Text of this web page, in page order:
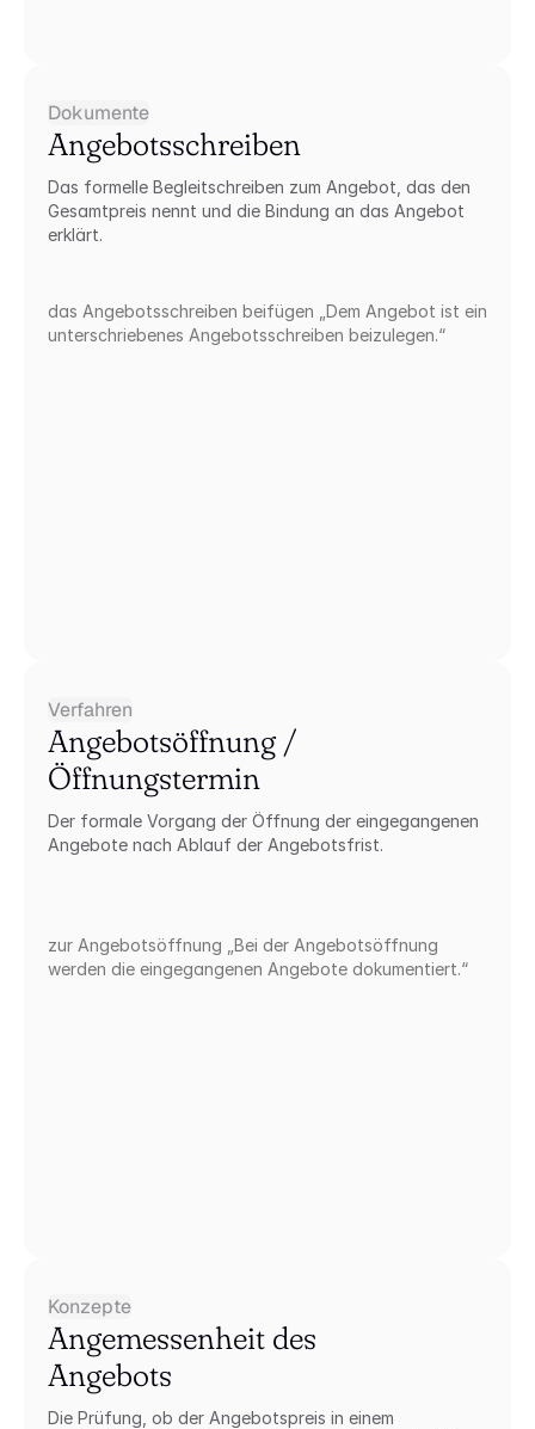
Dokumente
Angebotsschreiben
Das formelle Begleitschreiben zum Angebot, das den
Gesamtpreis nennt und die Bindung an das Angebot
erklärt.
das Angebotsschreiben beifügen „Dem Angebot ist ein
unterschriebenes Angebotsschreiben beizulegen.“
Verfahren
Angebotsöffnung /
Öffnungstermin
Der formale Vorgang der Öffnung der eingegangenen
Angebote nach Ablauf der Angebotsfrist.
zur Angebotsöffnung „Bei der Angebotsöffnung
werden die eingegangenen Angebote dokumentiert.“
Konzepte
Angemessenheit des
Angebots
Die Prüfung, ob der Angebotspreis in einem